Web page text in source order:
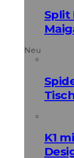
Split
Neu
K1